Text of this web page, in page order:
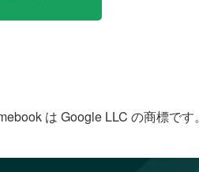
は Google LLC の商標です。